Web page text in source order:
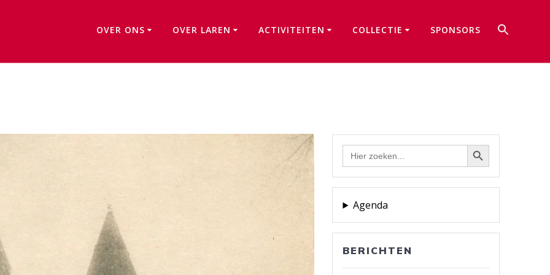
OVER ONS OVER LAREN ACTIVITEITEN COLLECTIE SPONSORS
Zoek
naar:
Zoekknop
Agenda
BERICHTEN